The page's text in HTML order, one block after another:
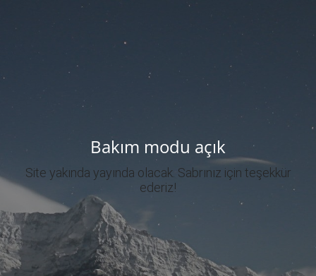
Bakım modu açık
Site yakında yayında olacak. Sabrınız için teşekkür
ederiz!